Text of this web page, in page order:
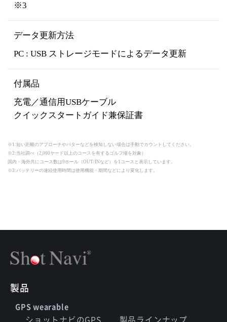
※3
データ更新方法
PC : USB ストレージモードによるデータ更新
付属品
充電／通信用USBケーブル
クイックスタートガイド兼保証書
※1:短い距離のアプローチやパターなどを検知しない場合は手動でカウントしてください。
※2:当社調べ（2,000ヤード以上のコースを有するゴルフ場を対象）
国内・海外共にコース数は9ホール（OUT/INなど）を1コースと表示しています。
※3:バッテリーの連続使用時間は使用機能・期間などにより変化します。
製品
GPS wearable